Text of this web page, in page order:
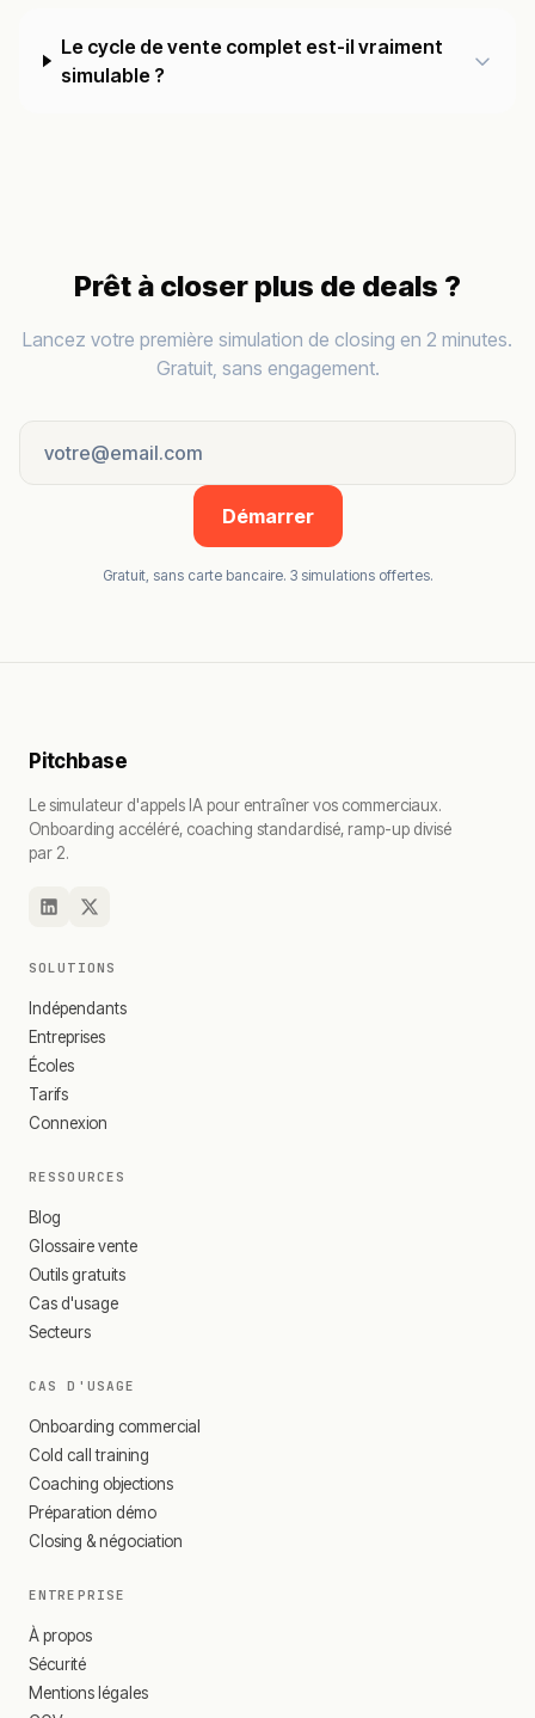
Le cycle de vente complet est-il vraiment
simulable ?
Prêt à closer plus de deals ?
Lancez votre première simulation de closing en 2 minutes.
Gratuit, sans engagement.
Démarrer
Gratuit, sans carte bancaire. 3 simulations offertes.
Pitchbase
Le simulateur d'appels IA pour entraîner vos commerciaux.
Onboarding accéléré, coaching standardisé, ramp-up divisé
par 2.
SOLUTIONS
Indépendants
Entreprises
Écoles
Tarifs
Connexion
RESSOURCES
Blog
Glossaire vente
Outils gratuits
Cas d'usage
Secteurs
CAS D'USAGE
Onboarding commercial
Cold call training
Coaching objections
Préparation démo
Closing & négociation
ENTREPRISE
À propos
Sécurité
Mentions légales